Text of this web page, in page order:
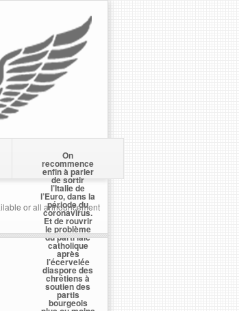
On
recommence
enfin à parler
de sortir
l’Italie de
l’Euro, dans la
période du
coronavirus.
Et de rouvrir
le problème
du parti laïc
catholique
après
l’écervelée
diaspore des
chrétiens à
soutien des
partis
bourgeois
or all announcement